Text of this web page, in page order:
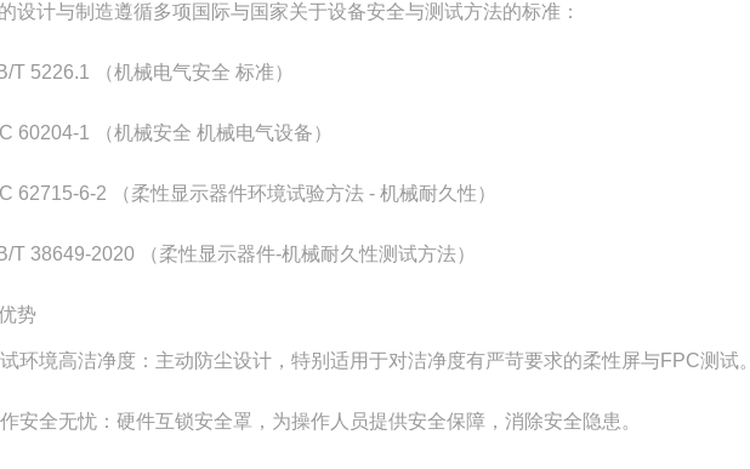
设计与制造遵循多项国际与国家关于设备安全与测试方法的标准：
T 5226.1 （机械电气安全 标准）
60204-1 （机械安全 机械电气设备）
62715-6-2 （柔性显示器件环境试验方法 - 机械耐久性）
T 38649-2020 （柔性显示器件-机械耐久性测试方法）
势
环境高洁净度：主动防尘设计，特别适用于对洁净度有严苛要求的柔性屏与FPC测试。
安全无忧：硬件互锁安全罩，为操作人员提供安全保障，消除安全隐患。